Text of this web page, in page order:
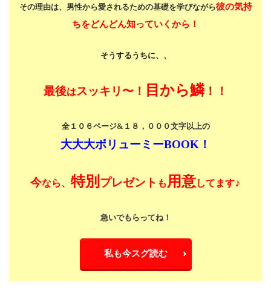
その理由は、男性から愛されるための基礎を学びながら彼の気持
ちをどんどん知っていくから！
そうするうちに、、
最後はスッキリ〜！ 目から鱗！！
全１０６ページ&１８，０００文字以上の
大大大ボリューミーBOOK！
今なら、 特別 プレゼント も 用意してます♪
急いでもらってね！
私も今スグ読む